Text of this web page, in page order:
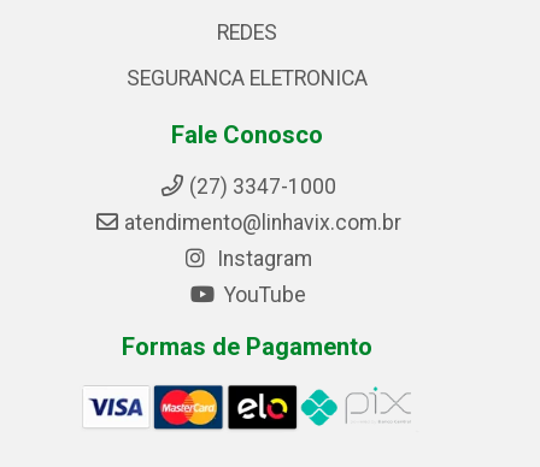
REDES
SEGURANCA ELETRONICA
Fale Conosco
(27) 3347-1000
atendimento@linhavix.com.br
Instagram
YouTube
Formas de Pagamento